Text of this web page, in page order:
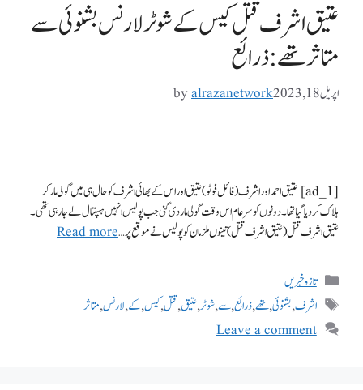
عتیق اشرف قتل کیس کے شوٹر لارنس بشنوئی سے
متاثر تھے: ذرائع
اپریل 18, 2023 byalrazanetwork
[ad_1] عتیق احمد اور اشرف (فائل فوٹو) عتیق اور اس کے بھائی اشرف کو حال ہی میں گولی مار کر
ہلاک کر دیا گیا تھا۔ دونوں کو سرعام اس وقت گولی مار دی گئی جب پولیس انہیں ہسپتال لے جا رہی تھی۔
عتیق اشرف قتل (عتیق اشرف قتل) تینوں ملزمان کو پولیس نے موقع پر …Read more
تازہ خبریں
اشرف,بشنوئی,تھے,ذرائع,سے,شوٹر,عتیق,قتل,کیس,کے,لارنس,متاثر
Leave a comment